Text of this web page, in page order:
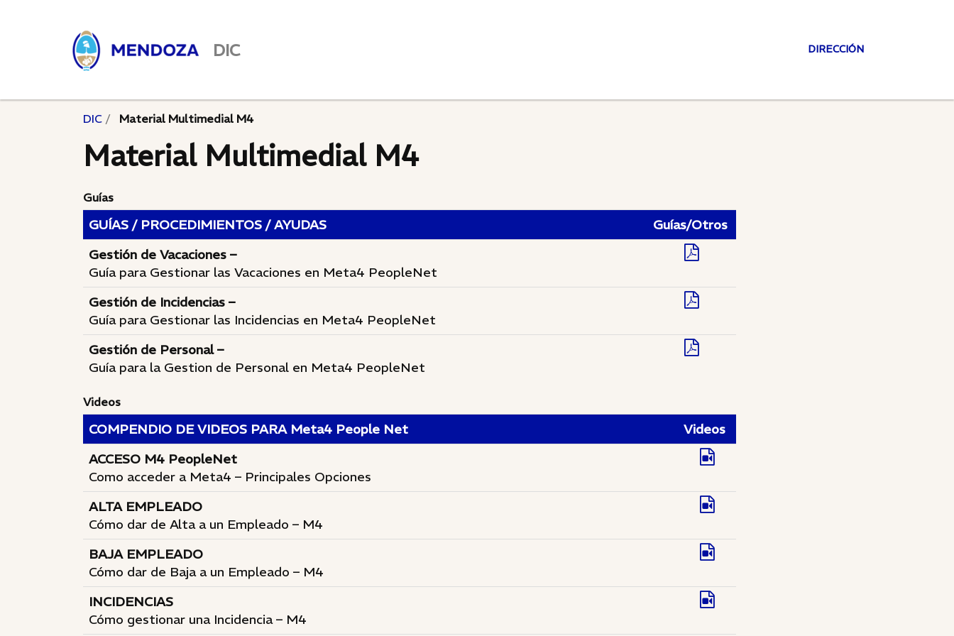
DIC DIRECCIÓN
DIC Material Multimedial M4
Material Multimedial M4
Guías
GUÍAS / PROCEDIMIENTOS / AYUDAS
Guías/Otros
Gestión de Vacaciones –
Guía para Gestionar las Vacaciones en Meta4 PeopleNet
Gestión de Incidencias –
Guía para Gestionar las Incidencias en Meta4 PeopleNet
Gestión de Personal –
Guía para la Gestion de Personal en Meta4 PeopleNet
Videos
COMPENDIO DE VIDEOS PARA Meta4 People Net
Videos
ACCESO M4 PeopleNet
Como acceder a Meta4 – Principales Opciones
ALTA EMPLEADO
Cómo dar de Alta a un Empleado – M4
BAJA EMPLEADO
Cómo dar de Baja a un Empleado – M4
INCIDENCIAS
Cómo gestionar una Incidencia – M4